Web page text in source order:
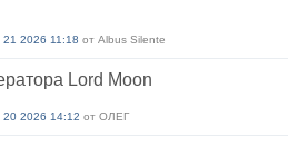
21 2026 11:18 от Albus Silente
Lord Moon
20 2026 14:12 от ОЛЕГ